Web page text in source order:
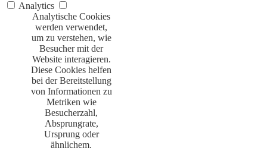
Analytics
Analytische Cookies
werden verwendet,
um zu verstehen, wie
Besucher mit der
Website interagieren.
Diese Cookies helfen
bei der Bereitstellung
von Informationen zu
Metriken wie
Besucherzahl,
Absprungrate,
Ursprung oder
ähnlichem.